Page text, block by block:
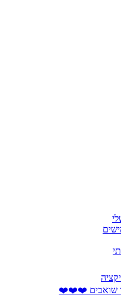
או שואבים ❤️❤️❤️